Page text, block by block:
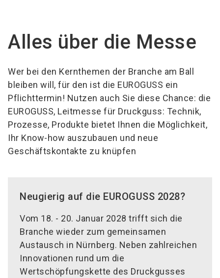
search
Alles über die Messe
Wer bei den Kernthemen der Branche am Ball
bleiben will, für den ist die EUROGUSS ein
Pflichttermin! Nutzen auch Sie diese Chance: die
EUROGUSS, Leitmesse für Druckguss: Technik,
Prozesse, Produkte bietet Ihnen die Möglichkeit,
Ihr Know-how auszubauen und neue
Geschäftskontakte zu knüpfen
Neugierig auf die EUROGUSS 2028?
Vom 18. - 20. Januar 2028 trifft sich die
Branche wieder zum gemeinsamen
Austausch in Nürnberg. Neben zahlreichen
Innovationen rund um die
Wertschöpfungskette des Druckgusses